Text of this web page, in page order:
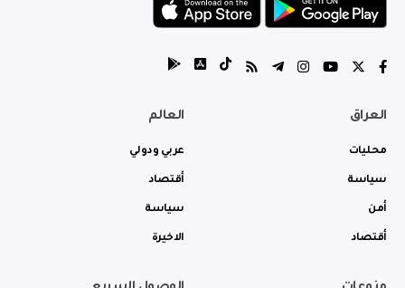
العراق
محليات
سياسة
أمن
أقتصاد
العالم
عربي ودولي
أقتصاد
سياسة
الاخيرة